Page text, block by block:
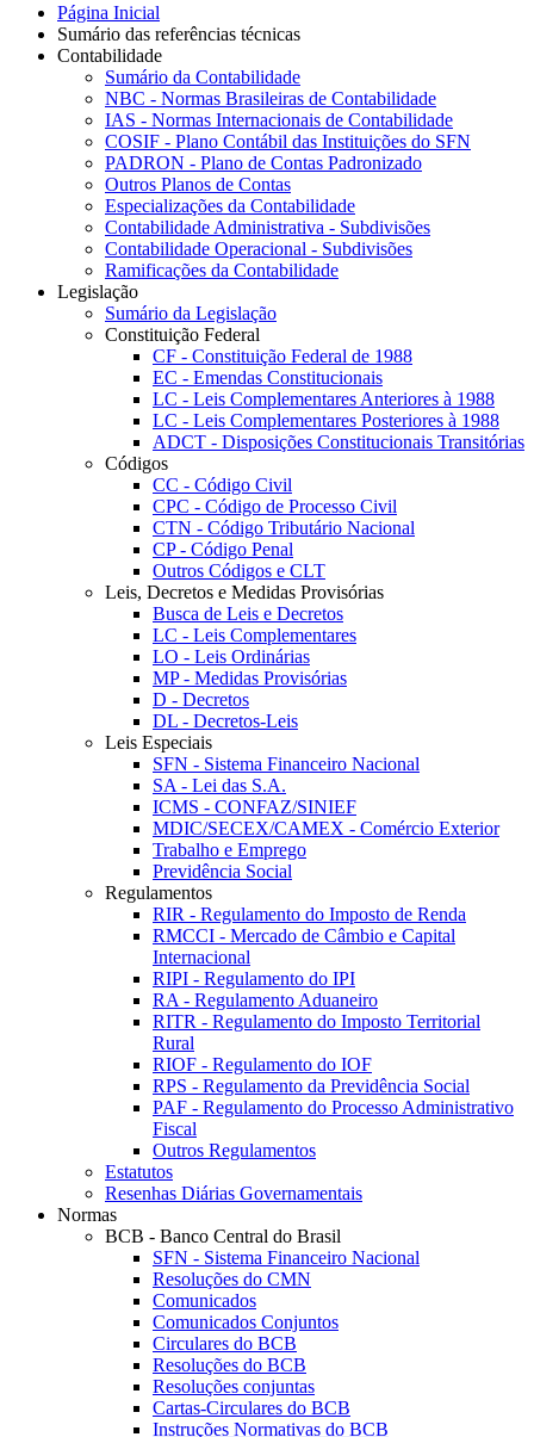
Página Inicial
Sumário das referências técnicas
Contabilidade
Sumário da Contabilidade
NBC - Normas Brasileiras de Contabilidade
IAS - Normas Internacionais de Contabilidade
COSIF - Plano Contábil das Instituições do SFN
PADRON - Plano de Contas Padronizado
Outros Planos de Contas
Especializações da Contabilidade
Contabilidade Administrativa - Subdivisões
Contabilidade Operacional - Subdivisões
Ramificações da Contabilidade
Legislação
Sumário da Legislação
Constituição Federal
CF - Constituição Federal de 1988
EC - Emendas Constitucionais
LC - Leis Complementares Anteriores à 1988
LC - Leis Complementares Posteriores à 1988
ADCT - Disposições Constitucionais Transitórias
Códigos
CC - Código Civil
CPC - Código de Processo Civil
CTN - Código Tributário Nacional
CP - Código Penal
Outros Códigos e CLT
Leis, Decretos e Medidas Provisórias
Busca de Leis e Decretos
LC - Leis Complementares
LO - Leis Ordinárias
MP - Medidas Provisórias
D - Decretos
DL - Decretos-Leis
Leis Especiais
SFN - Sistema Financeiro Nacional
SA - Lei das S.A.
ICMS - CONFAZ/SINIEF
MDIC/SECEX/CAMEX - Comércio Exterior
Trabalho e Emprego
Previdência Social
Regulamentos
RIR - Regulamento do Imposto de Renda
RMCCI - Mercado de Câmbio e Capital
Internacional
RIPI - Regulamento do IPI
RA - Regulamento Aduaneiro
RITR - Regulamento do Imposto Territorial
Rural
RIOF - Regulamento do IOF
RPS - Regulamento da Previdência Social
PAF - Regulamento do Processo Administrativo
Fiscal
Outros Regulamentos
Estatutos
Resenhas Diárias Governamentais
Normas
BCB - Banco Central do Brasil
SFN - Sistema Financeiro Nacional
Resoluções do CMN
Comunicados
Comunicados Conjuntos
Circulares do BCB
Resoluções do BCB
Resoluções conjuntas
Cartas-Circulares do BCB
Instruções Normativas do BCB